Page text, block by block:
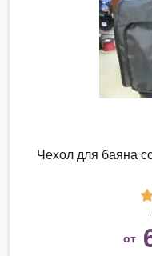
Чехол для баяна
от